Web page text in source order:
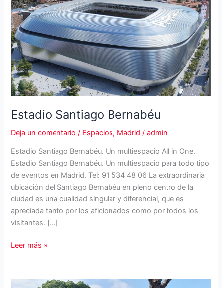
Estadio Santiago Bernabéu
Deja un comentario / Espacios, Madrid /admin
Estadio Santiago Bernabéu. Un multiespacio All in One.
Estadio Santiago Bernabéu. Un multiespacio para todo tipo
de eventos en Madrid. Tel: 91 534 48 06 La extraordinaria
ubicación del Santiago Bernabéu en pleno centro de la
ciudad es una cualidad singular y diferencial, que es
apreciada tanto por los aficionados como por todos los
visitantes. […]
Estadio
Bernabéu
Leer más »